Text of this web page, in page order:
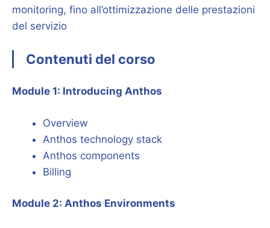
monitoring, fino all’ottimizzazione delle prestazioni
del servizio
Contenuti del corso
Module 1: Introducing Anthos
Overview
Anthos technology stack
Anthos components
Billing
Module 2: Anthos Environments